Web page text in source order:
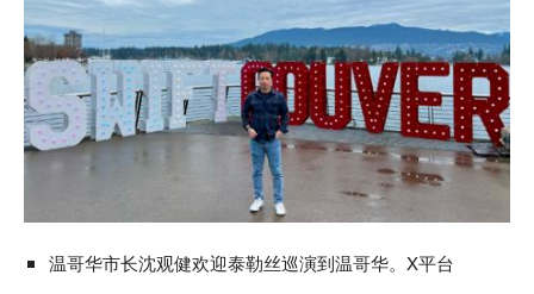
温哥华市长沈观健欢迎泰勒丝巡演到温哥华。X平台